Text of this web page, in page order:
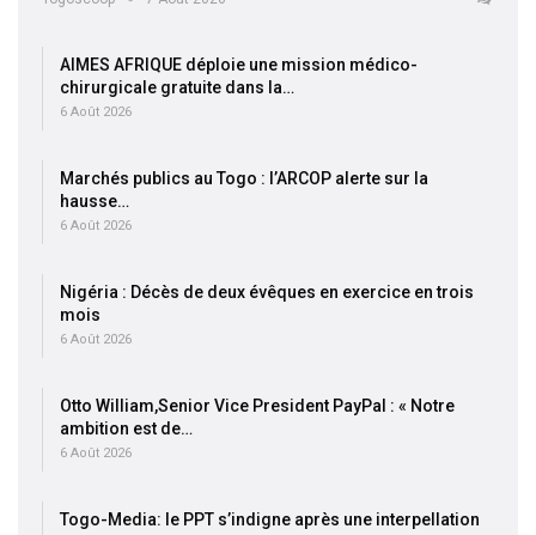
AIMES AFRIQUE déploie une mission médico-
chirurgicale gratuite dans la…
6 Août 2026
Marchés publics au Togo : l’ARCOP alerte sur la
hausse…
6 Août 2026
Nigéria : Décès de deux évêques en exercice en trois
mois
6 Août 2026
Otto William,Senior Vice President PayPal : « Notre
ambition est de…
6 Août 2026
Togo-Media: le PPT s’indigne après une interpellation